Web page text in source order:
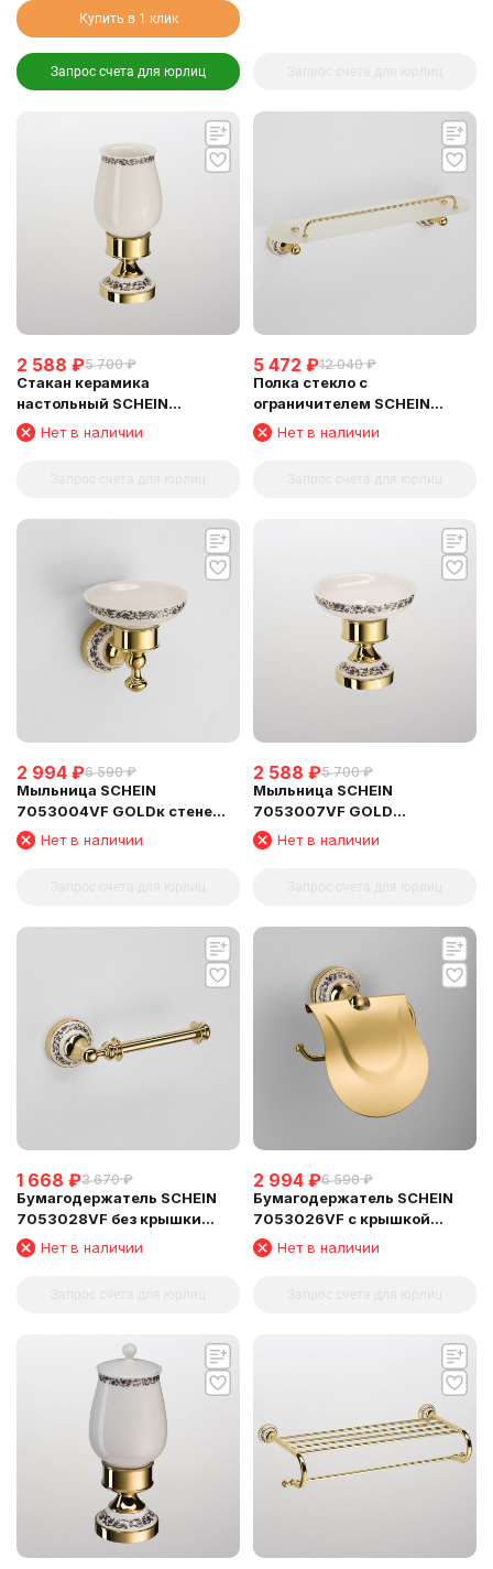
Купить в 1 клик
Запрос счета для юрлиц
2 588 ₽5 700 ₽
Стакан керамика
настольный SCHEIN
(7053013VF) GOLD
Нет в наличии
5 472 ₽12 040 ₽
Полка стекло с
ограничителем SCHEIN
(7053145VF) GOLD
Нет в наличии
2 994 ₽6 590 ₽
Мыльница SCHEIN
7053004VF GOLDк стене
керамика
Нет в наличии
2 588 ₽5 700 ₽
Мыльница SCHEIN
7053007VF GOLD
настольная керамика
Нет в наличии
1 668 ₽3 670 ₽
Бумагодержатель SCHEIN
7053028VF без крышки
GOLDНет в наличии
2 994 ₽6 590 ₽
Бумагодержатель SCHEIN
7053026VF с крышкой
GOLDНет в наличии